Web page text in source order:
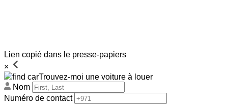
Lien copié dans le presse-papiers
×
Trouvez-moi une voiture à louer
Nom
Numéro de contact